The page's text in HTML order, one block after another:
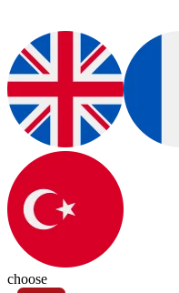
choose